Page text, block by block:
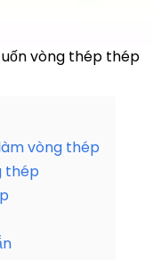
vòng thép thép
vòng thép
thép